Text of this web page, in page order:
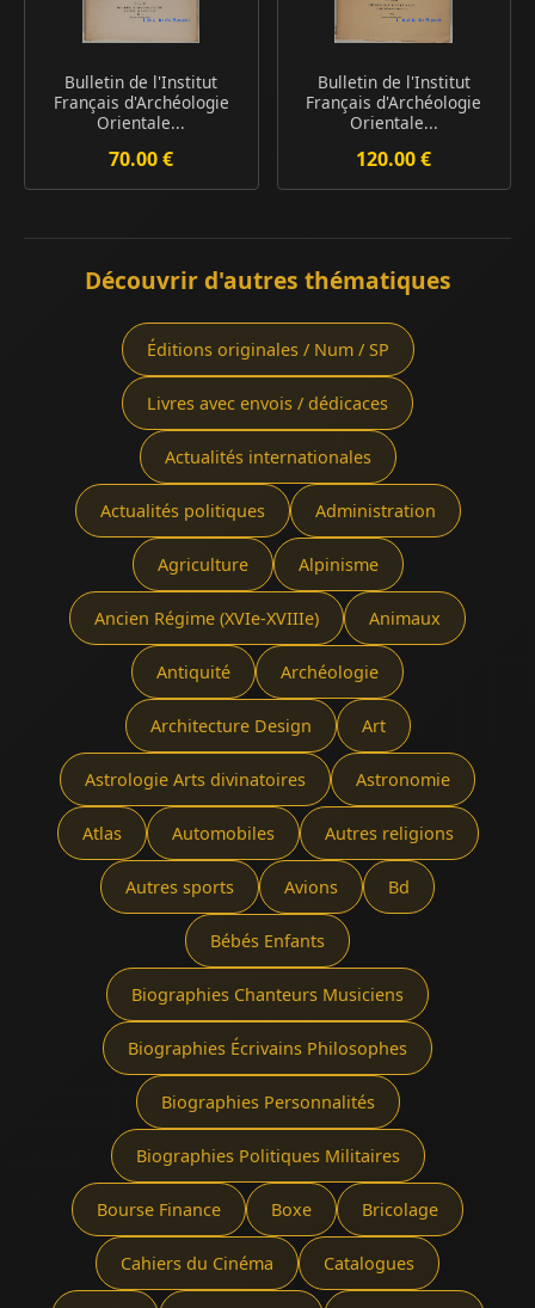
Bulletin de l'Institut
Français d'Archéologie
Orientale...
70.00 €
Bulletin de l'Institut
Français d'Archéologie
Orientale...
120.00 €
Découvrir d'autres thématiques
Éditions originales / Num / SP
Livres avec envois / dédicaces
Actualités internationales
Actualités politiques Administration
Agriculture Alpinisme
Ancien Régime (XVIe-XVIIIe) Animaux
Antiquité Archéologie
Architecture Design Art
Astrologie Arts divinatoires Astronomie
Atlas Automobiles Autres religions
Autres sports Avions Bd
Bébés Enfants
Biographies Chanteurs Musiciens
Biographies Écrivains Philosophes
Biographies Personnalités
Biographies Politiques Militaires
Bourse Finance Boxe Bricolage
Cahiers du Cinéma Catalogues